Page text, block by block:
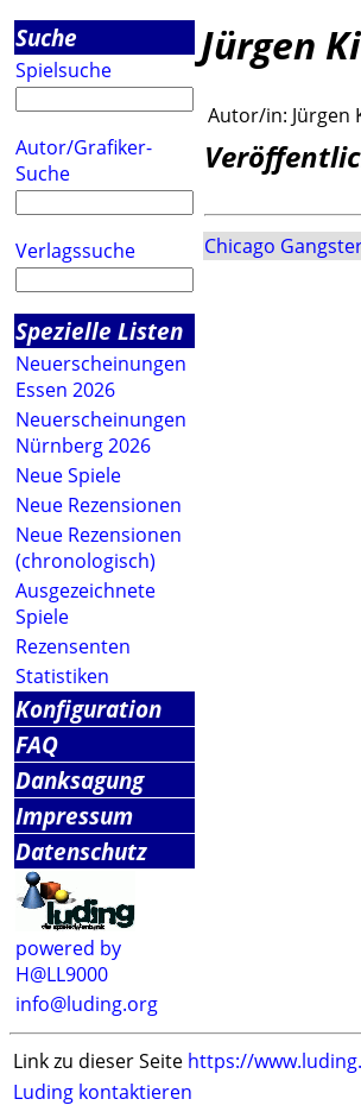
Suche
Spielsuche
Autor/Grafiker-
Suche
Verlagssuche
Spezielle Listen
Neuerscheinungen
Essen 2026
Neuerscheinungen
Nürnberg 2026
Neue Spiele
Neue Rezensionen
Neue Rezensionen
(chronologisch)
Ausgezeichnete
Spiele
Rezensenten
Statistiken
Konfiguration
FAQ
Danksagung
Impressum
Datenschutz
powered by
H@LL9000
info@luding.org
Jürgen
Autor/in: Jürgen
Chicago
Link zu dieser Seite https://
Luding kontaktieren